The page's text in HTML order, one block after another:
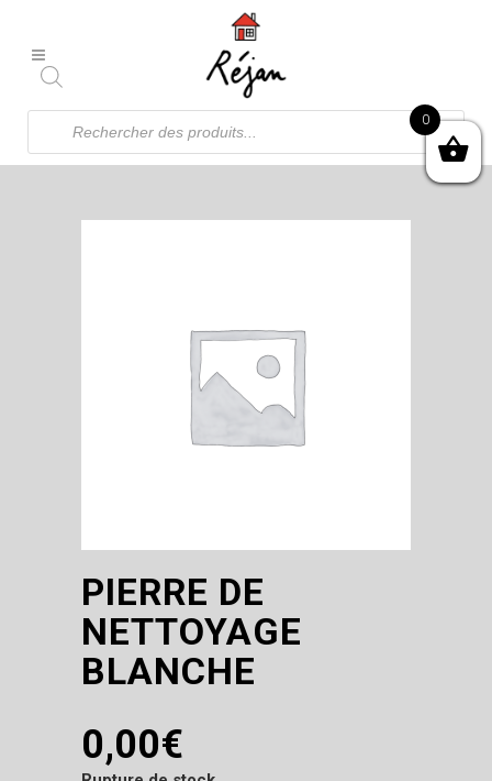
Recherche
produits
PIERRE DE
NETTOYAGE
BLANCHE
0,00€
0